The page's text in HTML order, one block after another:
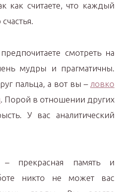
как считаете, что каждый
смотреть на
мудры и прагматичны.
пальца, а вот вы – ловко
. Порой в отношении других
У вас аналитический
прекрасная память и
никто не может вас